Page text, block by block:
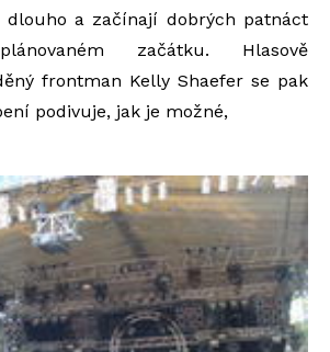
dlouho a začínají dobrých patnáct
začátku. Hlasově
frontman Kelly Shaefer se pak
podivuje, jak je možné,